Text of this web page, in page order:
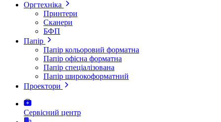
Оргтехніка
Принтери
Сканери
БФП
Папір
Папір кольоровий форматна
Папір офісна форматна
Папір спеціалізована
Папір широкоформатний
Проектори
Сервісний центр